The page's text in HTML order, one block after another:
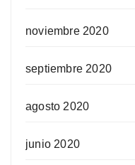
noviembre 2020
septiembre 2020
agosto 2020
junio 2020